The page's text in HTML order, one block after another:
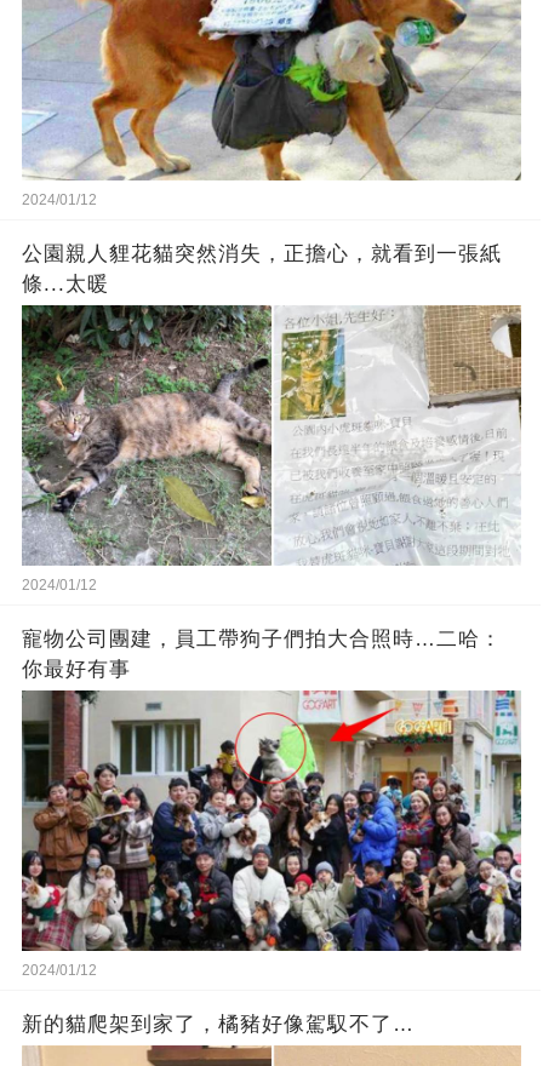
2024/01/12
公園親人貍花貓突然消失，正擔心，就看到一張紙
條...太暖
2024/01/12
寵物公司團建，員工帶狗子們拍大合照時…二哈：
你最好有事
2024/01/12
新的貓爬架到家了，橘豬好像駕馭不了…